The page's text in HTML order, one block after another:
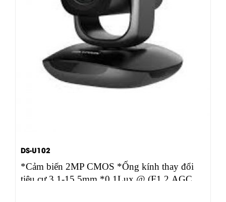
DS-U102
*Cảm biến 2MP CMOS *Ống kính thay đổi
tiêu cự 3.1-15.5mm *0.1Lux @ (F1.2,AGC